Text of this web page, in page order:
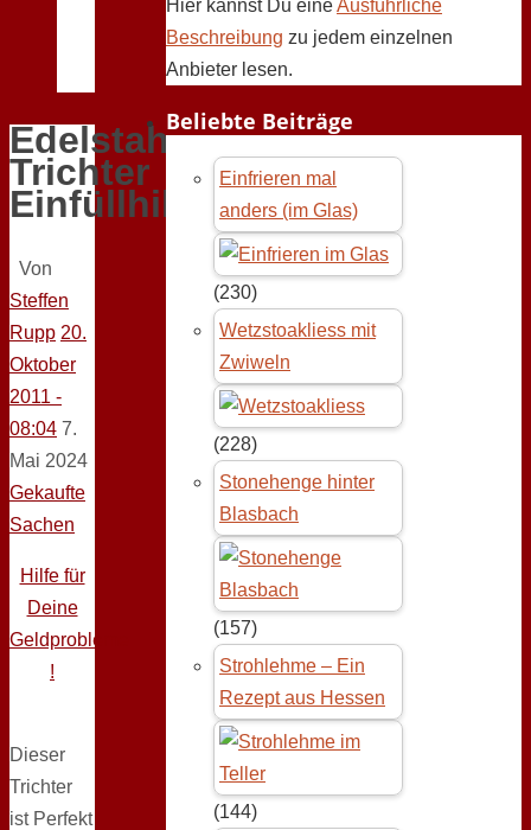
Edelstahl
Trichter
Einfüllhilfe
Von
Steffen
Rupp 20.
Oktober
2011 -
08:04 7.
Mai 2024
Gekaufte
Sachen
Hilfe für
Deine
Geldprobleme
!
Dieser
Trichter
ist Perfekt
Hier kannst Du eineAusführliche
Beschreibung zu jedem einzelnen
Anbieter lesen.
Beliebte Beiträge
Einfrieren mal
anders (im Glas)
(230)
Wetzstoakliess mit
Zwiweln
(228)
Stonehenge hinter
Blasbach
(157)
Strohlehme – Ein
Rezept aus Hessen
(144)